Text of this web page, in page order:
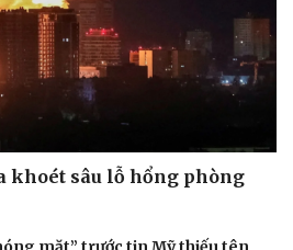
khoét sâu lỗ hổng phòng